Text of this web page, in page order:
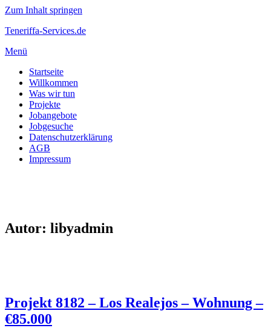
Zum Inhalt springen
Teneriffa-Services.de
Menü
Startseite
Willkommen
Was wir tun
Projekte
Jobangebote
Jobgesuche
Datenschutzerklärung
AGB
Impressum
Autor: libyadmin
Projekt 8182 – Los Realejos – Wohnung –
€85.000